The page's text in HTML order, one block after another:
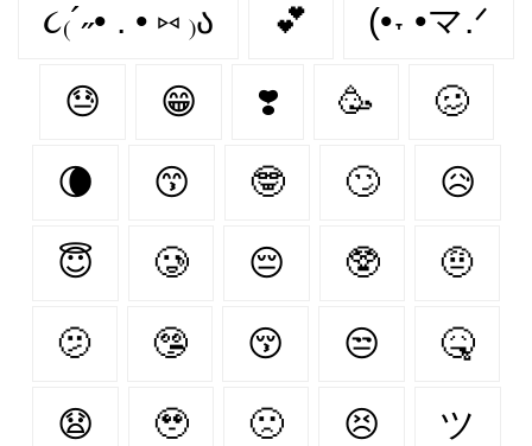
૮₍´˶• . • ⑅ ₎ა 💕 (•˕ •マ.ᐟ
😓 😁 ❣️ 🥳 🥴
🌘 😙 🤓 🙄 😥
😇 🥲 😔 🥸 🤨
🫤 🤥 😚 😒 🤒
😧 🥹 🙁 😣 ツ